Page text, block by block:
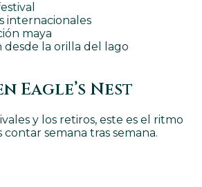
internacionales
maya
desde la orilla del lago
Eagle’s Nest
y los retiros, este es el ritmo
semana tras semana.